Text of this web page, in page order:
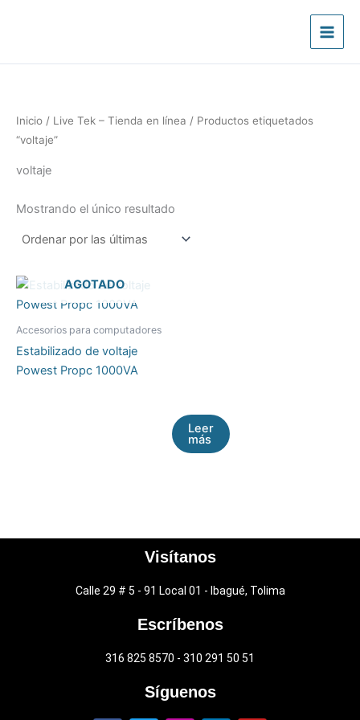
Inicio / Live Tek – Tienda en línea / Productos etiquetados
“voltaje”
voltaje
Mostrando el único resultado
AGOTADO
Accesorios para computadores
Estabilizado de voltaje
Powest Propc 1000VA
Leer
más
Visítanos
Calle 29 # 5 - 91 Local 01 - Ibagué, Tolima
Escríbenos
316 825 8570 - 310 291 50 51
Síguenos